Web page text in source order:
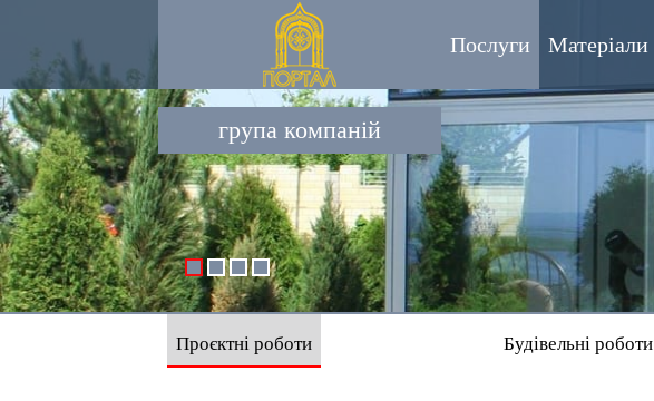
Послуги Матеріали
група компаній
Проєктні роботи Будівельні роботи